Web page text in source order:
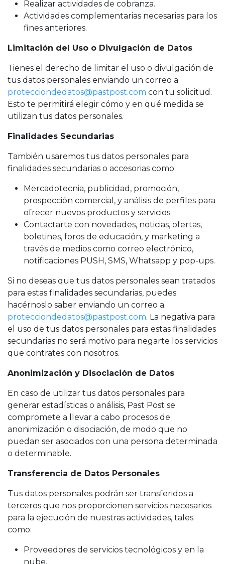
Realizar actividades de cobranza.
Actividades complementarias necesarias para los
fines anteriores.
Limitación del Uso o Divulgación de Datos
Tienes el derecho de limitar el uso o divulgación de
tus datos personales enviando un correo a
protecciondedatos@pastpost.com con tu solicitud.
Esto te permitirá elegir cómo y en qué medida se
utilizan tus datos personales.
Finalidades Secundarias
También usaremos tus datos personales para
finalidades secundarias o accesorias como:
Mercadotecnia, publicidad, promoción,
prospección comercial, y análisis de perfiles para
ofrecer nuevos productos y servicios.
Contactarte con novedades, noticias, ofertas,
boletines, foros de educación, y marketing a
través de medios como correo electrónico,
notificaciones PUSH, SMS, Whatsapp y pop-ups.
Si no deseas que tus datos personales sean tratados
para estas finalidades secundarias, puedes
hacérnoslo saber enviando un correo a
protecciondedatos@pastpost.com. La negativa para
el uso de tus datos personales para estas finalidades
secundarias no será motivo para negarte los servicios
que contrates con nosotros.
Anonimización y Disociación de Datos
En caso de utilizar tus datos personales para
generar estadísticas o análisis, Past Post se
compromete a llevar a cabo procesos de
anonimización o disociación, de modo que no
puedan ser asociados con una persona determinada
o determinable.
Transferencia de Datos Personales
Tus datos personales podrán ser transferidos a
terceros que nos proporcionen servicios necesarios
para la ejecución de nuestras actividades, tales
como:
Proveedores de servicios tecnológicos y en la
nube.